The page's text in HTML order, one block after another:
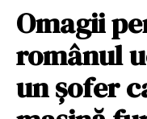
Omagii
românul
un șofer